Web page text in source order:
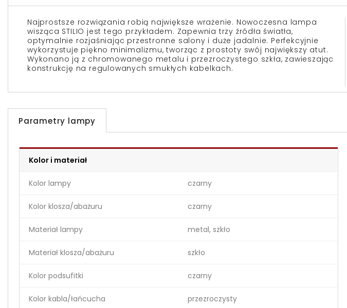
Najprostsze rozwiązania robią największe wrażenie. Nowoczesna lampa
wisząca STILIO jest tego przykładem. Zapewnia trzy źródła światła,
optymalnie rozjaśniając przestronne salony i duże jadalnie. Perfekcyjnie
wykorzystuje piękno minimalizmu, tworząc z prostoty swój największy atut.
Wykonano ją z chromowanego metalu i przezroczystego szkła, zawieszając
konstrukcję na regulowanych smukłych kabelkach.
Parametry lampy
Kolor i materiał
Kolor lampy czarny
Kolor klosza/abażuru czarny
Materiał lampy metal, szkło
Materiał klosza/abażuru szkło
Kolor podsufitki czarny
Kolor kabla/łańcucha przezroczysty